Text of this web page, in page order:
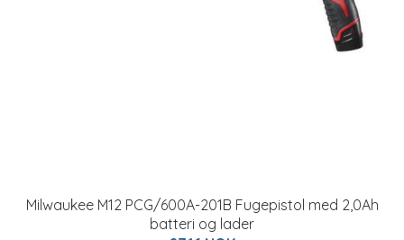
Milwaukee M12 PCG/600A-201B Fugepistol med 2,0Ah
batteri og lader